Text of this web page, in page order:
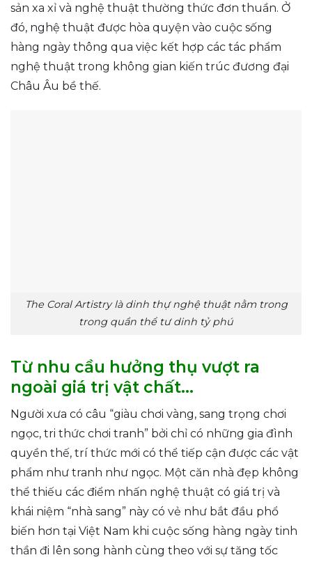
sản xa xỉ và nghệ thuật thường thức đơn thuần. Ở
đó, nghệ thuật được hòa quyện vào cuộc sống
hàng ngày thông qua việc kết hợp các tác phẩm
nghệ thuật trong không gian kiến trúc đương đại
Châu Âu bề thế.
The Coral Artistry là dinh thự nghệ thuật nằm trong
trong quần thể tư dinh tỷ phú
Từ nhu cầu hưởng thụ vượt ra
ngoài giá trị vật chất…
Người xưa có câu “giàu chơi vàng, sang trọng chơi
ngọc, tri thức chơi tranh” bởi chỉ có những gia đình
quyền thế, trí thức mới có thể tiếp cận được các vật
phẩm như tranh như ngọc. Một căn nhà đẹp không
thể thiếu các điểm nhấn nghệ thuật có giá trị và
khái niệm “nhà sang” này có vẻ như bắt đầu phổ
biến hơn tại Việt Nam khi cuộc sống hàng ngày tinh
thần đi lên song hành cùng theo với sự tăng tốc